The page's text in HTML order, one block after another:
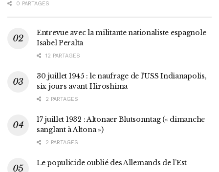
0 PARTAGES
Entrevue avec la militante nationaliste espagnole
Isabel Peralta
12 PARTAGES
30 juillet 1945 : le naufrage de l’USS Indianapolis,
six jours avant Hiroshima
2 PARTAGES
17 juillet 1932 : Altonaer Blutsonntag (« dimanche
sanglant à Altona »)
2 PARTAGES
Le populicide oublié des Allemands de l’Est